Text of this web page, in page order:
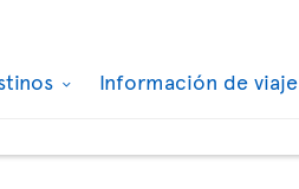
Información de viaje